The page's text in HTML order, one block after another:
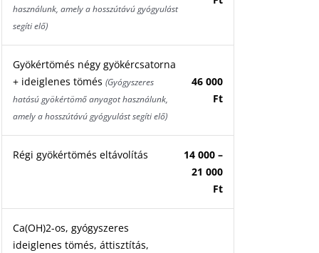
használunk, amely a hosszútávú gyógyulást
segíti elő)
Gyökértömés négy gyökércsatorna
+ ideiglenes tömés(Gyógyszeres
hatású gyökértömő anyagot használunk,
amely a hosszútávú gyógyulást segíti elő)
46 000
Ft
Régi gyökértömés eltávolítás
14 000 –
21 000
Ft
Ca(OH)2-os, gyógyszeres
ideiglenes tömés, áttisztítás,